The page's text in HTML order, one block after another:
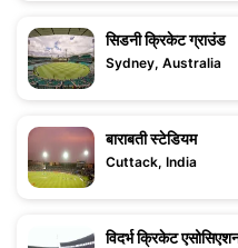
सिडनी क्रिकेट ग्राउंड
Sydney, Australia
बाराबती स्टेडियम
Cuttack, India
विदर्भ क्रिकेट